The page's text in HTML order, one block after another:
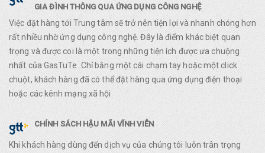
GIA ĐÌNH THÔNG QUA ỨNG DỤNG CÔNG NGHỆ
Việc đặt hàng tới Trung tâm sẽ trở nên tiện lợi và nhanh chóng hơn
rất nhiều nhờ ứng dụng công nghệ. Đây là điểm khác biệt quan
trọng và được coi là một trong những tiện ích được ưa chuộng
nhất của GasTuTe. Chỉ bằng một cái chạm tay hoặc một click
chuột, khách hàng đã có thể đặt hàng qua ứng dụng điện thoại
hoặc các kênh mạng xã hội
CHÍNH SÁCH HẬU MÃI VĨNH VIỄN
Khi khách hàng dùng đến dịch vụ của chúng tôi luôn trân trọng